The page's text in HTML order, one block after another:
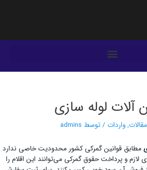
آلات لوله سازی
مقالات,واردات / توسط admins
مطابق قوانین گمرکی کشور محدودیت خاصی ندارد
لازم و پرداخت حقوق گمرکی می‌توانند این اقلام را